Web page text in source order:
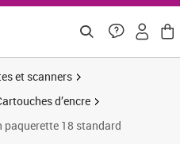
et scanners
d’encre
paquerette 18 standard